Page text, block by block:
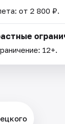
от 2 800 ₽.
12+.